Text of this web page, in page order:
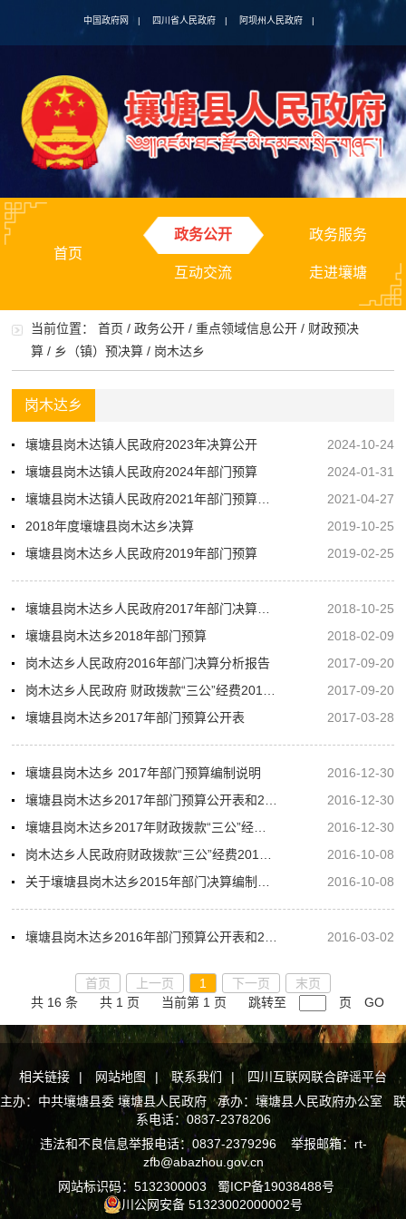
中国政府网 | 四川省人民政府 | 阿坝州人民政府 |
首页
政务公开 政务服务
互动交流 走进壤塘
当前位置：首页 /政务公开 /重点领域信息公开 / 财政预决
算 / 乡（镇）预决算 / 岗木达乡
岗木达乡
壤塘县岗木达镇人民政府2023年决算公开
2024-10-24
壤塘县岗木达镇人民政府2024年部门预算
2024-01-31
2021-04-27
2018年度壤塘县岗木达乡决算
2019-10-25
壤塘县岗木达乡人民政府2019年部门预算
2019-02-25
2018-10-25
壤塘县岗木达乡2018年部门预算
2018-02-09
岗木达乡人民政府2016年部门决算分析报告
2017-09-20
2017-09-20
壤塘县岗木达乡2017年部门预算公开表
2017-03-28
壤塘县岗木达乡 2017年部门预算编制说明
2016-12-30
2016-12-30
2016-12-30
2016-10-08
2016-10-08
2016-03-02
首页 上一页 1 下一页
末页
共 16 条
共 1 页 当前第 1 页 跳转至 页 GO
相关链接 | 网站地图 | 联系我们 |
四川互联网联合辟谣平台
主办：中共壤塘县委 壤塘县人民政府 承办：壤塘县人民政府办公室 联
系电话：0837-2378206
违法和不良信息举报电话：0837-2379296 举报邮箱：rt-
zfb@abazhou.gov.cn
网站标识码：5132300003 蜀ICP备19038488号
川公网安备 51323002000002号